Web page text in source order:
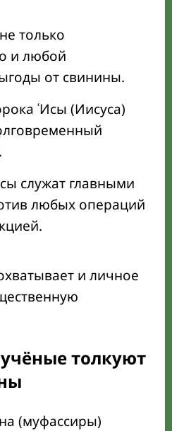
только
и любой
от свинины.
ʿИсы (Иисуса)
служат главными
любых операций
и личное
толкуют
(муфассиры)